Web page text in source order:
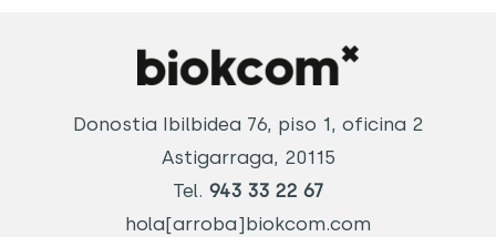
Donostia Ibilbidea 76, piso 1, oficina 2
Astigarraga, 20115
Tel. 943 33 22 67
hola[arroba]biokcom.com